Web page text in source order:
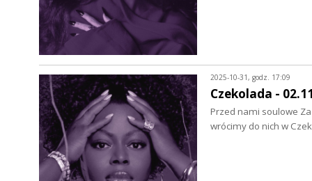
2025-10-31, godz. 17:09
Czekolada -
Przed nami soulowe
wrócimy do nich w